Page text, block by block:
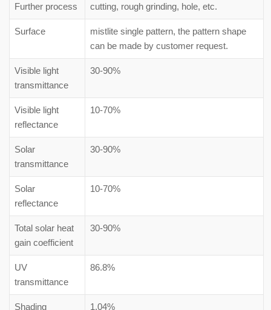
Further process cutting, rough grinding, hole, etc.
Surface
mistlite single pattern, the pattern shape
can be made by customer request.
Visible light
transmittance
30-90%
Visible light
reflectance
10-70%
Solar
transmittance
30-90%
Solar
reflectance
10-70%
Total solar heat
gain coefficient
30-90%
UV
transmittance
86.8%
Shading 1.04%